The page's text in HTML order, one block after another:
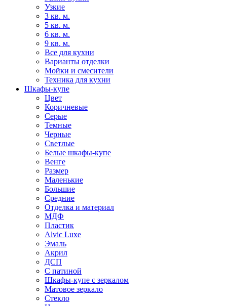
Узкие
3 кв. м.
5 кв. м.
6 кв. м.
9 кв. м.
Все для кухни
Варианты отделки
Мойки и смесители
Техника для кухни
Шкафы-купе
Цвет
Коричневые
Серые
Темные
Черные
Светлые
Белые шкафы-купе
Венге
Размер
Маленькие
Большие
Средние
Отделка и материал
МДФ
Пластик
Alvic Luxe
Эмаль
Акрил
ДСП
С патиной
Шкафы-купе с зеркалом
Матовое зеркало
Стекло